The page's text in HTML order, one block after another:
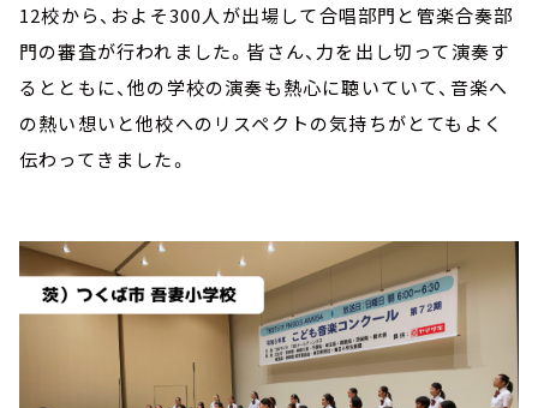
12校から、およそ300人が出場して合唱部門と管楽合奏部
門の審査が行われました。皆さん、力を出し切って演奏す
るとともに、他の学校の演奏も熱心に聴いていて、音楽へ
の熱い想いと他校へのリスペクトの気持ちがとてもよく
伝わってきました。